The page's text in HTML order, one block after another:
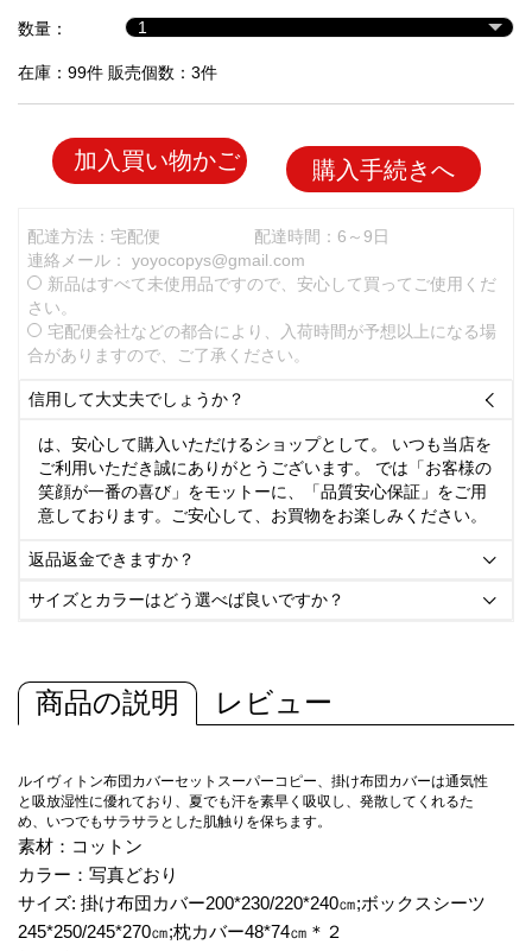
数量：
在庫：99件 販売個数：3件
加入買い物かご 購入手続きへ
配達方法：宅配便
配達時間：6～9日
連絡メール： yoyocopys@gmail.com
新品はすべて未使用品ですので、安心して買ってご使用くだ
さい。
宅配便会社などの都合により、入荷時間が予想以上になる場
合がありますので、ご了承ください。
信用して大丈夫でしょうか？ 
は、安心して購入いただけるショップとして。 いつも当店を
ご利用いただき誠にありがとうございます。 では「お客様の
笑顔が一番の喜び」をモットーに、「品質安心保証」をご用
意しております。ご安心して、お買物をお楽しみください。
返品返金できますか？ 
サイズとカラーはどう選べば良いですか？ 
商品の説明 レビュー
ルイヴィトン布団カバーセットスーパーコピー、掛け布団カバーは通気性
と吸放湿性に優れており、夏でも汗を素早く吸収し、発散してくれるた
め、いつでもサラサラとした肌触りを保ちます。
素材：コットン
カラー：写真どおり
サイズ: 掛け布団カバー200*230/220*240㎝;ボックスシーツ
245*250/245*270㎝;枕カバー48*74㎝＊２